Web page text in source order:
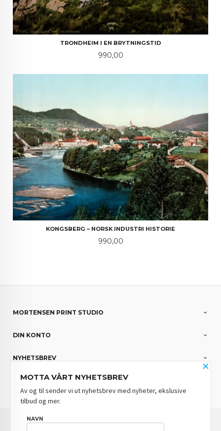
TRONDHEIM I EN BRYTNINGSTID
Pris
990,00
KONGSBERG – NORSK INDUSTRI HISTORIE
Pris
990,00
MORTENSEN PRINT STUDIO
DIN KONTO
NYHETSBREV
PARTNERE
FRAKT
×
MOTTA VÅRT NYHETSBREV
Av og til sender vi ut nyhetsbrev med nyheter, ekslusive
tilbud og mer.
NAVN